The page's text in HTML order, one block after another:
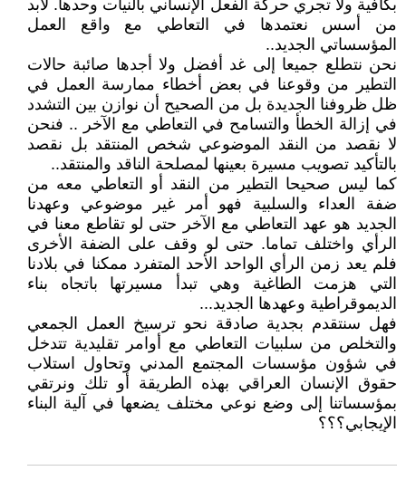
بكافية ولا تجري حركة الفعل الإنساني بالنيات وحدها. لابد
من أسس نعتمدها في التعاطي مع واقع العمل
المؤسساتي الجديد..
نحن نتطلع جميعا إلى غد أفضل ولا أجدها صائبة حالات
التطير من وقوعنا في بعض أخطاء ممارسة العمل في
ظل ظروفنا الجديدة بل من الصحيح أن نوازن بين التشدد
في إزالة الخطأ والتسامح في التعاطي مع الآخر .. فنحن
لا نقصد من النقد الموضوعي شخص المنتقد بل نقصد
بالتأكيد تصويب مسيرة بعينها لمصلحة الناقد والمنتقد..
كما ليس صحيحا التطير من النقد أو التعاطي معه من
ضفة العداء والسلبية فهو أمر غير موضوعي وعهدنا
الجديد هو عهد التعاطي مع الآخر حتى لو تقاطع معنا في
الرأي واختلف تماما. حتى لو وقف على الضفة الأخرى
فلم يعد زمن الرأي الواحد الأحد المتفرد ممكنا في بلادنا
التي هزمت الطاغية وهي تبدأ مسيرتها باتجاه بناء
الديموقراطية وعهدها الجديد...
فهل سنتقدم بجدية صادقة نحو ترسيخ العمل الجمعي
والتخلص من سلبيات التعاطي مع أوامر تقليدية تتدخل
في شؤون مؤسسات المجتمع المدني وتحاول استلاب
حقوق الإنسان العراقي بهذه الطريقة أو تلك ونرتقي
بمؤسساتنا إلى وضع نوعي مختلف يضعها في آلية البناء
الإيجابي؟؟؟